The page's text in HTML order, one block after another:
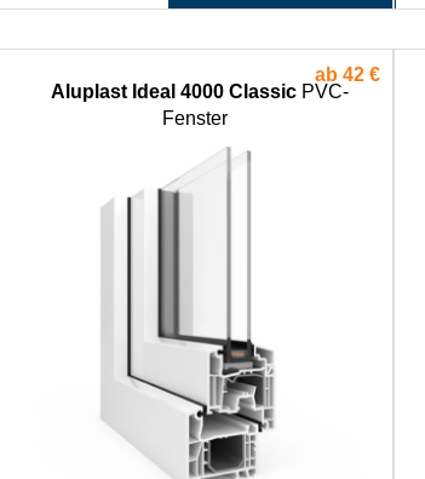
ab 42 €
Aluplast Ideal 4000 ClassicPVC-
Fenster